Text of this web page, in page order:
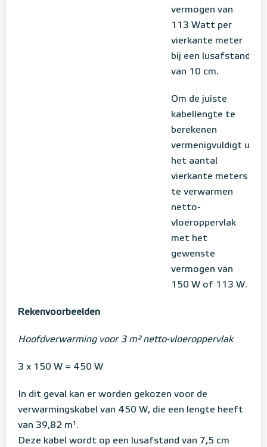
vermogen van
113 Watt per
vierkante meter
bij een lusafstand
van 10 cm.
Om de juiste
kabellengte te
berekenen
vermenigvuldigt u
het aantal
vierkante meters
te verwarmen
netto-
vloeroppervlak
met het
gewenste
vermogen van
150 W of 113 W.
Rekenvoorbeelden
Hoofdverwarming voor 3 m² netto-vloeroppervlak
3 x 150 W = 450 W
In dit geval kan er worden gekozen voor de
verwarmingskabel van 450 W, die een lengte heeft
van 39,82 m¹.
Deze kabel wordt op een lusafstand van 7,5 cm